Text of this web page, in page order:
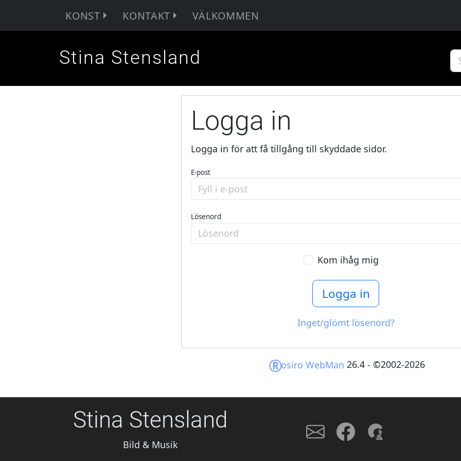
KONST KONTAKT VÄLKOMMEN
Stina Stensland
Logga in
Logga in för att få tillgång till skyddade sidor.
E-post
Lösenord
Kom ihåg mig
Inget/glömt lösenord?
®osiro WebMan 26.4 - ©2002-2026
Stina Stensland
Bild & Musik